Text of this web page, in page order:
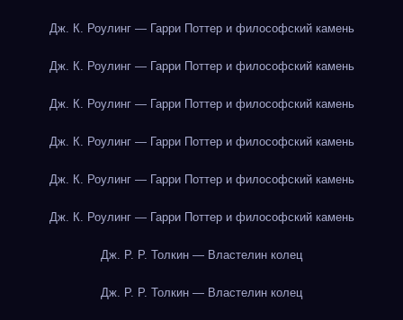
Дж. К. Роулинг — Гарри Поттер и философский камень
Дж. К. Роулинг — Гарри Поттер и философский камень
Дж. К. Роулинг — Гарри Поттер и философский камень
Дж. К. Роулинг — Гарри Поттер и философский камень
Дж. К. Роулинг — Гарри Поттер и философский камень
Дж. К. Роулинг — Гарри Поттер и философский камень
Дж. Р. Р. Толкин — Властелин колец
Дж. Р. Р. Толкин — Властелин колец